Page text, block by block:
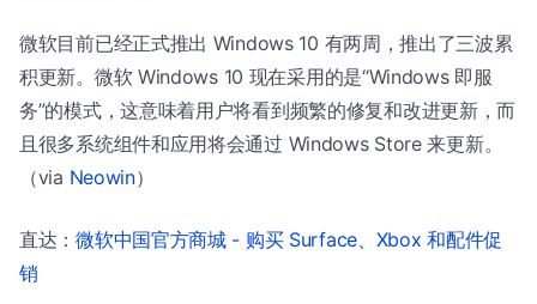
微软目前已经正式推出 Windows 10 有两周，推出了三波累
积更新。微软 Windows 10 现在采用的是“Windows 即服
务”的模式，这意味着用户将看到频繁的修复和改进更新，而
且很多系统组件和应用将会通过 Windows Store 来更新。
（via Neowin）
直达：微软中国官方商城 - 购买 Surface、Xbox 和配件促
销